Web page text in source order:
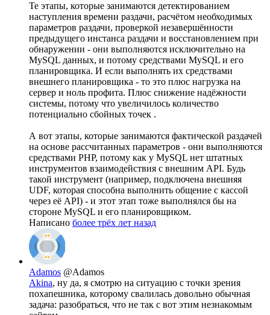
Те этапы, которые занимаются детектированием
наступления времени раздачи, расчётом необходимых
параметров раздачи, проверкой незавершённости
предыдущего инстанса раздачи и восстановлением при
обнаружении - они выполняются исключительно на
MySQL данных, и потому средствами MySQL и его
планировщика. И если выполнять их средствами
внешнего планировщика - то это плюс нагрузка на
сервер и ноль профита. Плюс снижение надёжности
системы, потому что увеличилось количество
потенциально сбойных точек .
А вот этапы, которые занимаются фактической раздачей
на основе рассчитанных параметров - они выполняются
средствами PHP, потому как у MySQL нет штатных
инструментов взаимодействия с внешним API. Будь
такой инструмент (например, подключена внешняя
UDF, которая способна выполнить общение с кассой
через её API) - и этот этап тоже выполнялся бы на
стороне MySQL и его планировщиком.
Написано более трёх лет назад
Adamos @Adamos
Akina, ну да, я смотрю на ситуацию с точки зрения
похапешника, которому свалилась довольно обычная
задача: разобраться, что не так с вот этим незнакомым